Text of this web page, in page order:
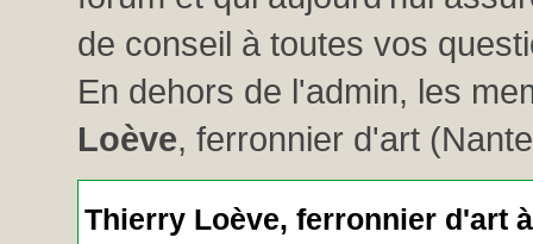
de conseil à toutes vos
En dehors de l'admin, les
Loève, ferronnier d'art
Thierry Loève, ferronnier d'art